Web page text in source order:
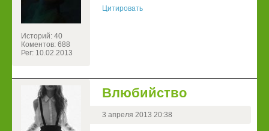
Историй: 40
Коментов: 688
Рег: 10.02.2013
Цитировать
Влюбийство
3 апреля 2013 20:38